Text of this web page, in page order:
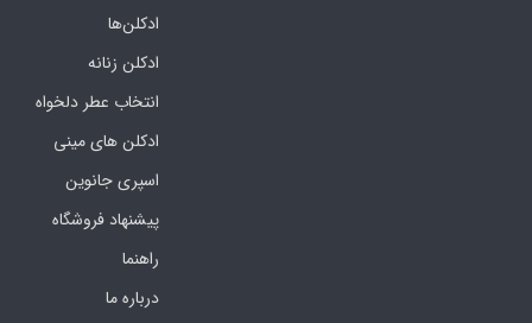
ادکلن‌ها
ادکلن زنانه
انتخاب عطر دلخواه
ادکلن های مینی
اسپری جانوین
پیشنهاد فروشگاه
راهنما
درباره ما